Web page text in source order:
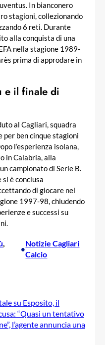
In bianconero
stagioni, collezionando
6 reti. Durante
alla conquista di una
nella stagione 1989-
prima di approdare in
e il finale di
al Cagliari, squadra
per ben cinque stagioni
l’esperienza isolana,
in Calabria, alla
campionato di Serie B.
è conclusa
di giocare nel
1997-98, chiudendo
e successi su
•
Notizie Cagliari
Calcio
su Esposito, il
“Quasi un tentativo
l’agente annuncia una